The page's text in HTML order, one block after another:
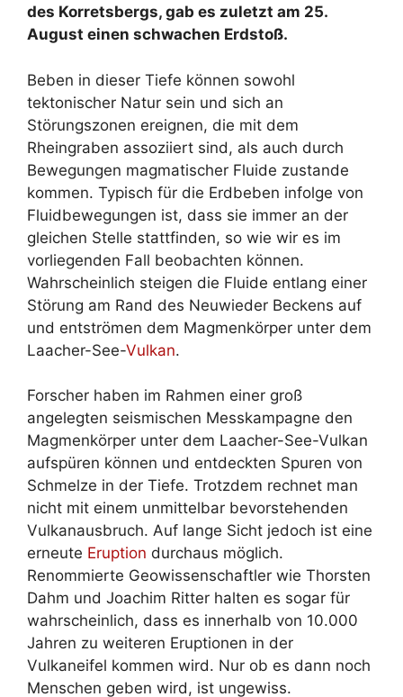
des Korretsbergs, gab es zuletzt am 25.
August einen schwachen Erdstoß.
Beben in dieser Tiefe können sowohl
tektonischer Natur sein und sich an
Störungszonen ereignen, die mit dem
Rheingraben assoziiert sind, als auch durch
Bewegungen magmatischer Fluide zustande
kommen. Typisch für die Erdbeben infolge von
Fluidbewegungen ist, dass sie immer an der
gleichen Stelle stattfinden, so wie wir es im
vorliegenden Fall beobachten können.
Wahrscheinlich steigen die Fluide entlang einer
Störung am Rand des Neuwieder Beckens auf
und entströmen dem Magmenkörper unter dem
Laacher-See-Vulkan.
Forscher haben im Rahmen einer groß
angelegten seismischen Messkampagne den
Magmenkörper unter dem Laacher-See-Vulkan
aufspüren können und entdeckten Spuren von
Schmelze in der Tiefe. Trotzdem rechnet man
nicht mit einem unmittelbar bevorstehenden
Vulkanausbruch. Auf lange Sicht jedoch ist eine
erneute Eruption durchaus möglich.
Renommierte Geowissenschaftler wie Thorsten
Dahm und Joachim Ritter halten es sogar für
wahrscheinlich, dass es innerhalb von 10.000
Jahren zu weiteren Eruptionen in der
Vulkaneifel kommen wird. Nur ob es dann noch
Menschen geben wird, ist ungewiss.